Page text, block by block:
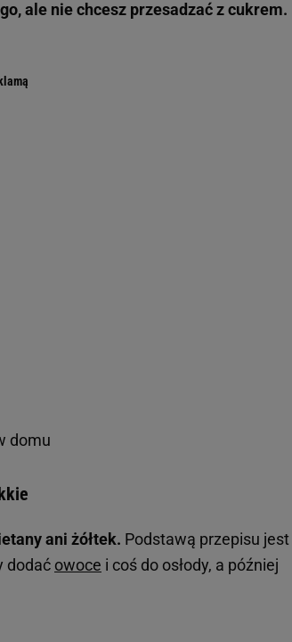
ale nie chcesz przesadzać z cukrem.
domu
ani żółtek. Podstawą przepisu jest
dodać owoce i coś do osłody, a później